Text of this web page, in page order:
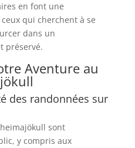
en font une
qui cherchent à se
dans un
préservé.
Aventure au
des randonnées sur
sont
y compris aux